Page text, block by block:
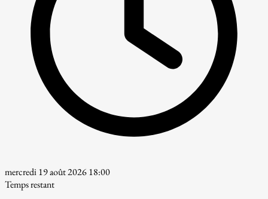
mercredi 19 août 2026 18:00
Temps restant